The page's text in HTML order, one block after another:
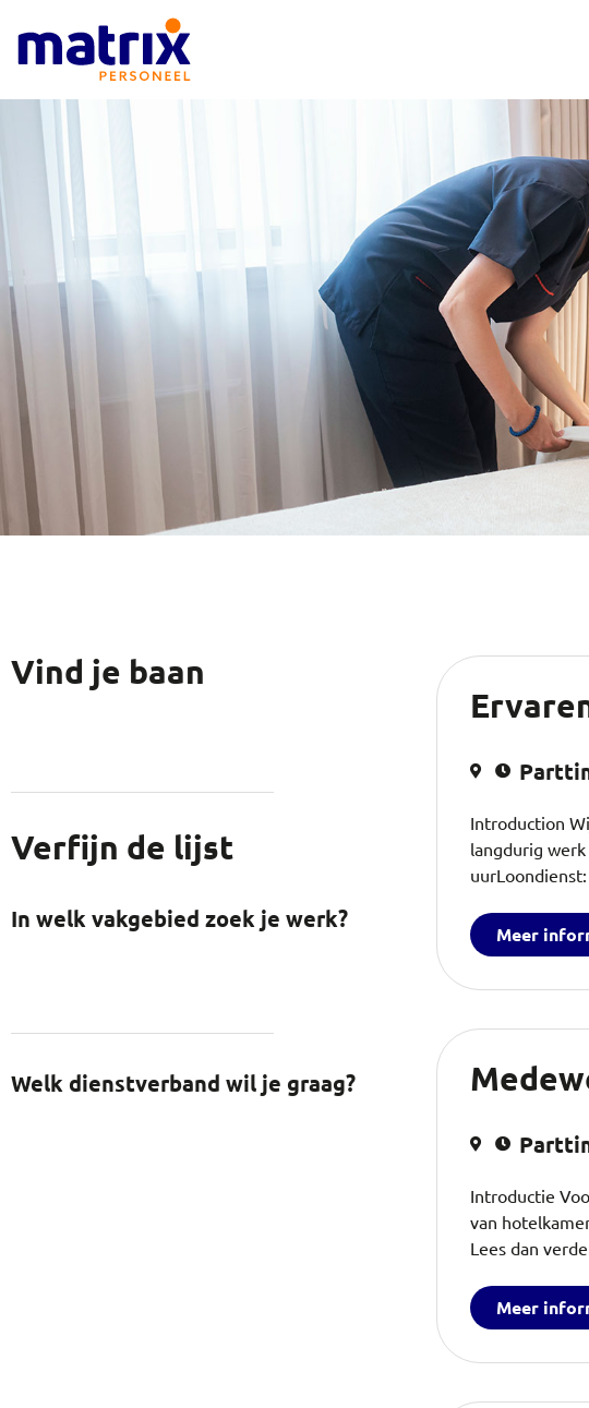
Vind je baan
Verfijn de lijst
In welk vakgebied zoek je werk?
Welk dienstverband wil je graag?
Introduction
langdurig
Meer
Introductie
van
Lees dan
Meer